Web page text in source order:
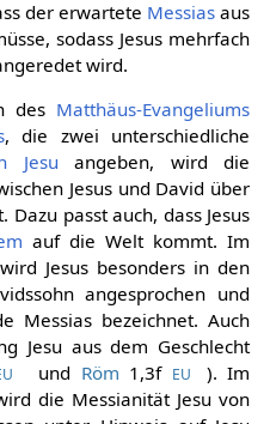
der erwartete Messias aus
sodass Jesus mehrfach
wird.
des Matthäus-Evangeliums
, die zwei unterschiedliche
Jesu angeben, wird die
Jesus und David über
passt auch, dass Jesus
auf die Welt kommt. Im
Jesus besonders in den
angesprochen und
Messias bezeichnet. Auch
Jesu aus dem Geschlecht
und Röm 1,3f EU
). Im
die Messianität Jesu von